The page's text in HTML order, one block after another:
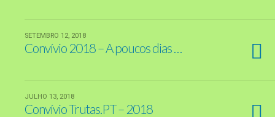
SETEMBRO 12, 2018
Convívio 2018 – A poucos dias …
JULHO 13, 2018
Convívio Trutas.PT – 2018